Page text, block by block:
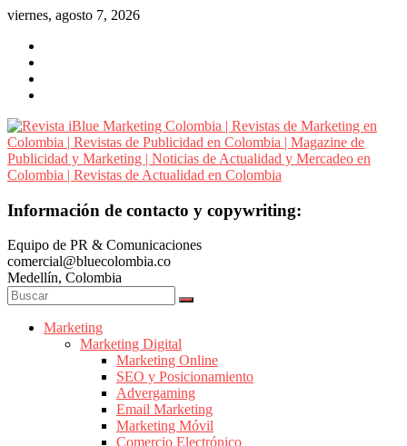
Saltar
contenido
viernes, agosto 7, 2026
Revista
Marketing
Colombia
|
Revistas
Marketing
Información de contacto y copywriting:
Equipo de PR & Comunicaciones
comercial@bluecolombia.co
Medellín, Colombia
Marketing
Marketing Digital
Marketing Online
SEO y Posicionamiento
Advergaming
Email Marketing
Marketing Móvil
Comercio Electrónico